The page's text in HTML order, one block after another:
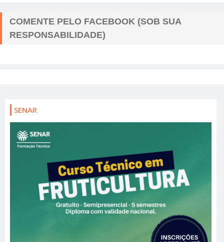
COMENTE PELO FACEBOOK (SOB SUA
RESPONSABILIDADE)
SENAR